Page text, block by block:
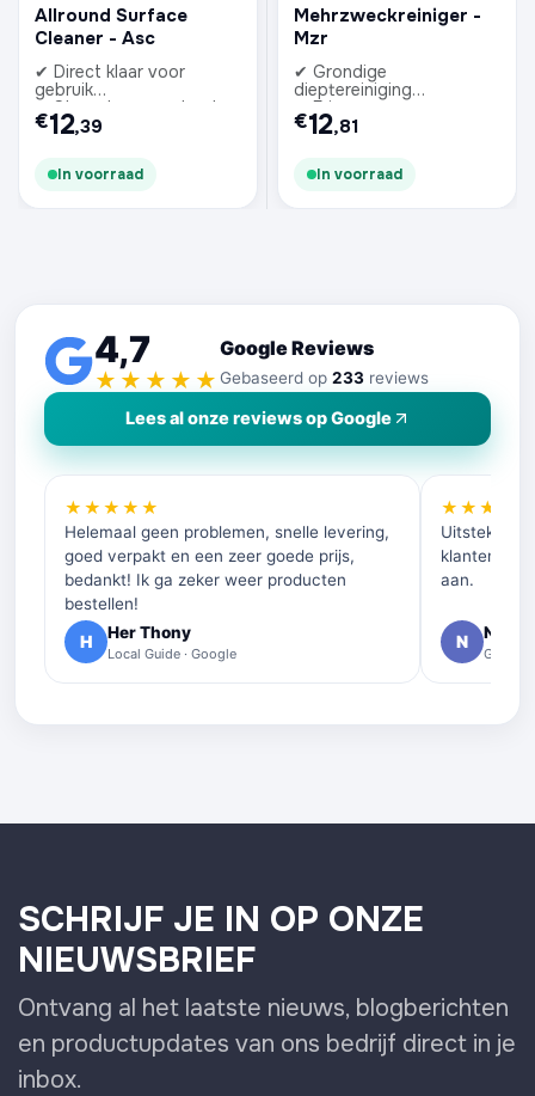
Allround Surface
Cleaner - Asc
✔ Direct klaar voor
gebruik
✔ Streeploos resultaat
€12,39
In voorraad
Mehrzweckreiniger -
Mzr
✔ Grondige
dieptereiniging
✔ Frisse geur
€12,81
In voorraad
4,7
★★★★★
Google Reviews
Gebaseerd op 233 reviews
Lees al onze reviews op Google
★★★★★
Helemaal geen problemen, snelle levering,
goed verpakt en een zeer goede prijs,
bedankt! Ik ga zeker weer producten
bestellen!
H Her Thony
Local Guide · Google
★★★★★
aan.
N Nelly
Google
SCHRIJF JE IN OP ONZE
NIEUWSBRIEF
Ontvang al het laatste nieuws, blogberichten
en productupdates van ons bedrijf direct in je
inbox.